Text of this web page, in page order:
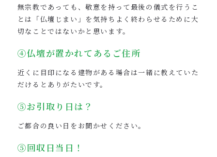
無宗教であっても、敬意を持って最後の儀式を行うこ
とは「仏壇じまい」を気持ちよく終わらせるために大
切なことではないかと思います。
④仏壇が置かれてあるご住所
近くに目印になる建物がある場合は一緒に教えていた
だけるとありがたいです。
⑤お引取り日は？
ご都合の良い日をお聞かせください。
⑤回収日当日！